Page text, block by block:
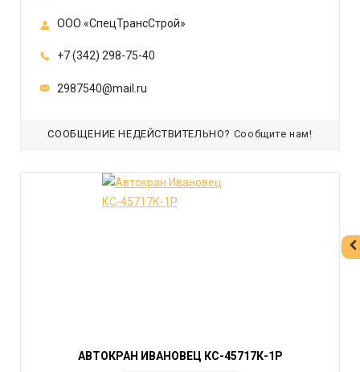
ООО «СпецТрансСтрой»
+7 (342) 298-75-40
2987540@mail.ru
СООБЩЕНИЕ НЕДЕЙСТВИТЕЛЬНО? Сообщите нам!
АВТОКРАН ИВАНОВЕЦ КС-45717К-1Р